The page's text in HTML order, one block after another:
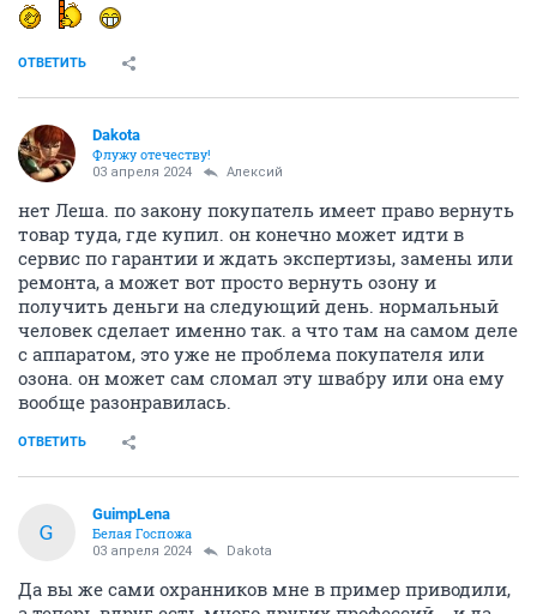
ОТВЕТИТЬ
Dаkota
Флужу отечеству!
03 апреля 2024 Алексий
нет Леша. по закону покупатель имеет право вернуть
товар туда, где купил. он конечно может идти в
сервис по гарантии и ждать экспертизы, замены или
ремонта, а может вот просто вернуть озону и
получить деньги на следующий день. нормальный
человек сделает именно так. а что там на самом деле
с аппаратом, это уже не проблема покупателя или
озона. он может сам сломал эту швабру или она ему
вообще разонравилась.
ОТВЕТИТЬ
G
GuimpLena
Белая Госпожа
03 апреля 2024 Dаkota
Да вы же сами охранников мне в пример приводили,